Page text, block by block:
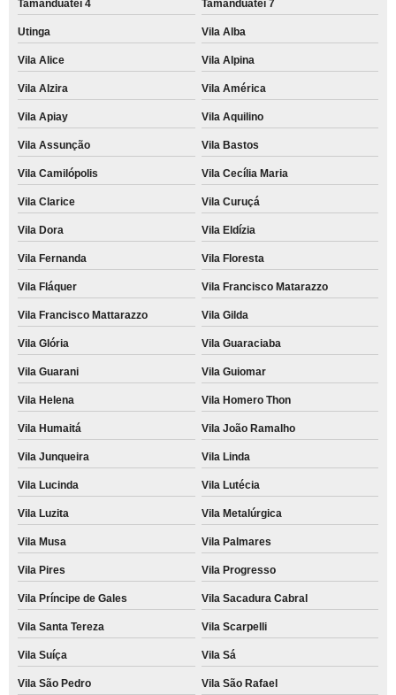
Tamanduateí 4 Tamanduateí 7
Utinga Vila Alba
Vila Alice Vila Alpina
Vila Alzira Vila América
Vila Apiay Vila Aquilino
Vila Assunção Vila Bastos
Vila Camilópolis Vila Cecília Maria
Vila Clarice Vila Curuçá
Vila Dora Vila Eldízia
Vila Fernanda Vila Floresta
Vila Fláquer Vila Francisco Matarazzo
Vila Francisco Mattarazzo Vila Gilda
Vila Glória Vila Guaraciaba
Vila Guarani Vila Guiomar
Vila Helena Vila Homero Thon
Vila Humaitá Vila João Ramalho
Vila Junqueira Vila Linda
Vila Lucinda Vila Lutécia
Vila Luzita Vila Metalúrgica
Vila Musa Vila Palmares
Vila Pires Vila Progresso
Vila Príncipe de Gales Vila Sacadura Cabral
Vila Santa Tereza Vila Scarpelli
Vila Suíça Vila Sá
Vila São Pedro Vila São Rafael